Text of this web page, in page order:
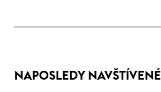
NAPOSLEDY NAVŠTÍVENÉ